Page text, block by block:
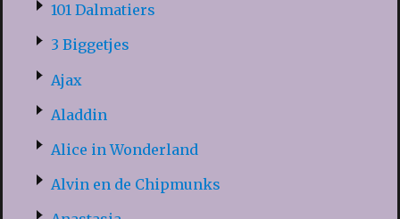
101 Dalmatiers
3 Biggetjes
Ajax
Aladdin
Alice in Wonderland
Alvin en de Chipmunks